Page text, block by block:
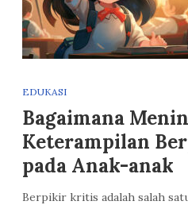
EDUKASI
Bagaimana
Keterampilan
pada Anak-anak
Berpikir kritis adalah salah